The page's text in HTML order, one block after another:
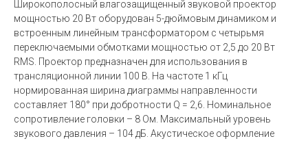
Широкополосный влагозащищенный звуковой проектор
мощностью 20 Вт оборудован 5-дюймовым динамиком и
встроенным линейным трансформатором с четырьмя
переключаемыми обмотками мощностью от 2,5 до 20 Вт
RMS. Проектор предназначен для использования в
трансляционной линии 100 В. На частоте 1 кГц
нормированная ширина диаграммы направленности
составляет 180° при добротности Q = 2,6. Номинальное
сопротивление головки – 8 Ом. Максимальный уровень
звукового давления – 104 дБ. Акустическое оформление